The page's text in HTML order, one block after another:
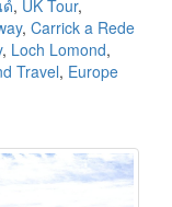
, UK Tour,
, Carrick a Rede
, Loch Lomond,
Travel, Europe